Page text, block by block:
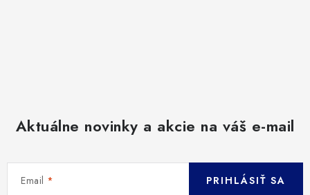
Aktuálne novinky a akcie na váš e-mail
Email PRIHLÁSIŤ SA